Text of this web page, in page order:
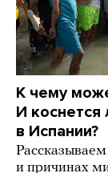
К чему
И коснется
в Испании?
и причинах